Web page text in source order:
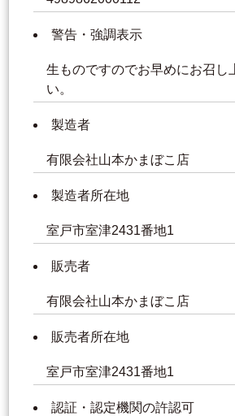
警告・強調表示
生ものですのでお早めにお召し
い。
製造者
有限会社山本かまぼこ店
製造者所在地
室戸市室津2431番地1
販売者
有限会社山本かまぼこ店
販売者所在地
室戸市室津2431番地1
認証・認定機関の許認可